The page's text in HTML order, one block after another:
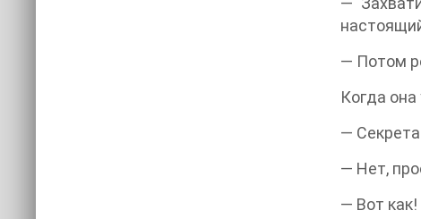
— Потом
Когда
—
— Нет,
— Вот